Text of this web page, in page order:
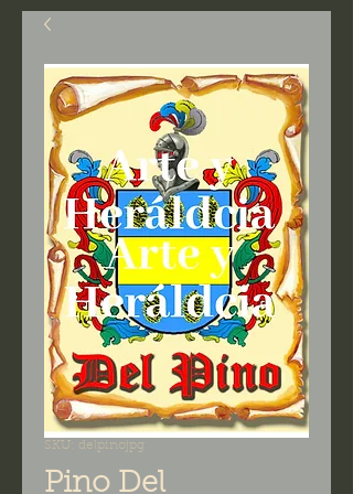
SKU: delpinojpg
Pino Del